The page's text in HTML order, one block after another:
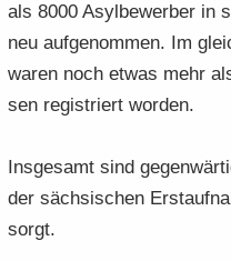
als 8000 Asyl­be­wer­ber in
neu auf­ge­nom­men. Im
waren noch etwas mehr
sen re­gis­triert wor­den.
Ins­ge­samt sind
der säch­si­schen
sorgt.